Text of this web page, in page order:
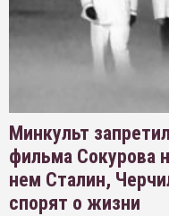
Минкульт
фильма Сокурова
нем Сталин,
спорят о жизни